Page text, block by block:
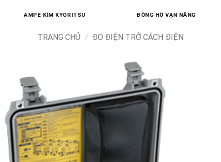
AMPE KÌM KYORITSU ĐỒNG HỒ VẠN NĂNG
TRANG CHỦ / ĐO ĐIỆN TRỞ CÁCH ĐIỆN